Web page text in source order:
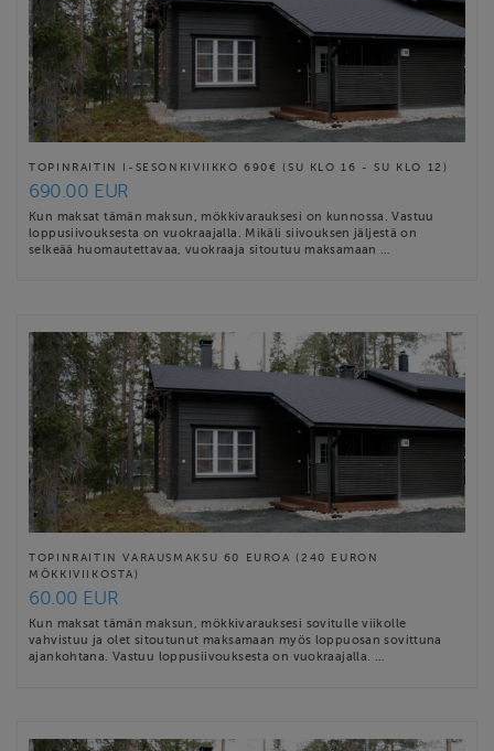
TOPINRAITIN I-SESONKIVIIKKO 690€ (SU KLO 16 - SU KLO 12)
690.00 EUR
Kun maksat tämän maksun, mökkivarauksesi on kunnossa. Vastuu
loppusiivouksesta on vuokraajalla. Mikäli siivouksen jäljestä on
selkeää huomautettavaa, vuokraaja sitoutuu maksamaan …
TOPINRAITIN VARAUSMAKSU 60 EUROA (240 EURON
MÖKKIVIIKOSTA)
60.00 EUR
Kun maksat tämän maksun, mökkivarauksesi sovitulle viikolle
vahvistuu ja olet sitoutunut maksamaan myös loppuosan sovittuna
ajankohtana. Vastuu loppusiivouksesta on vuokraajalla. …